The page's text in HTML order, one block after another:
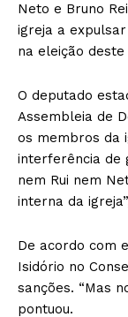
Neto e Bruno
igreja a
na eleição deste
O deputado
Assembleia de
os membros da
interferência de
nem Rui nem
interna da
De acordo com
Isidório no
sanções. “Mas
pontuou.